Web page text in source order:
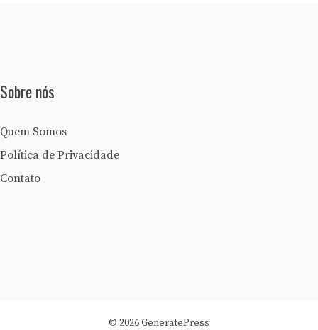
Sobre nós
Quem Somos
Política de Privacidade
Contato
© 2026 GeneratePress